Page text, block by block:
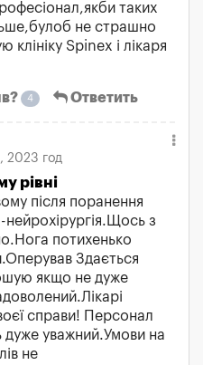
таких
не страшно
клініку Spinex і лікаря
4 Ответить
2023 год
рівні
після поранення
з
потихенько
Здається
якщо не дуже
справи! Персонал
дуже уважний.Умови на
не